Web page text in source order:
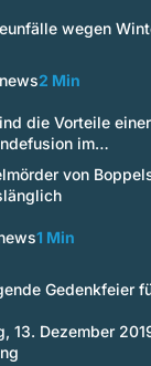
wegen
2 Min
die Vorteile einer
im…
von
1 Min
Gedenkfeier
13. Dezember